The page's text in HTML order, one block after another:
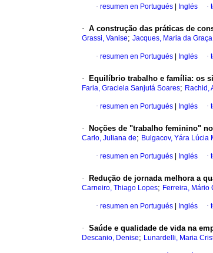
· resumen en Portugués Inglés ·
· A construção das práticas de
Grassi, Vanise; Jacques, Maria da
· resumen en Portugués Inglés ·
· Equilíbrio trabalho e família: os
Faria, Graciela Sanjutá Soares; Rachid,
· resumen en Portugués Inglés ·
· Noções de "trabalho feminino"
Carlo, Juliana de; Bulgacov, Yára Lúcia
· resumen en Portugués Inglés ·
· Redução de jornada melhora a
Carneiro, Thiago Lopes; Ferreira, Mário
· resumen en Portugués Inglés ·
· Saúde e qualidade de vida na
Descanio, Denise; Lunardelli, Maria